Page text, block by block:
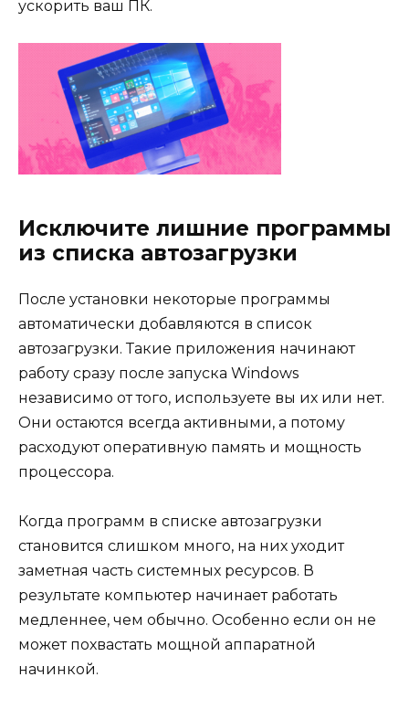
ускорить ваш ПК.
Исключите лишние программы
из списка автозагрузки
После установки некоторые программы
автоматически добавляются в список
автозагрузки. Такие приложения начинают
работу сразу после запуска Windows
независимо от того, используете вы их или нет.
Они остаются всегда активными, а потому
расходуют оперативную память и мощность
процессора.
Когда программ в списке автозагрузки
становится слишком много, на них уходит
заметная часть системных ресурсов. В
результате компьютер начинает работать
медленнее, чем обычно. Особенно если он не
может похвастать мощной аппаратной
начинкой.